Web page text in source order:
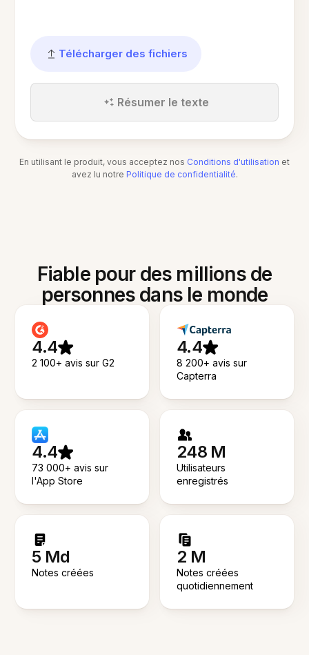
Télécharger des fichiers
Résumer le texte
En utilisant le produit, vous acceptez nos Conditions d'utilisation et
avez lu notre Politique de confidentialité.
Fiable pour des millions de
personnes dans le monde
4.4
2 100+ avis sur G2
4.4
8 200+ avis sur
Capterra
4.4
73 000+ avis sur
l'App Store
248 M
Utilisateurs
enregistrés
5 Md
Notes créées
2 M
Notes créées
quotidiennement